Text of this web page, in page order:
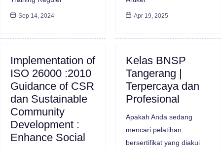
Sep 14, 2024 Apr 19, 2025
Implementation of
ISO 26000 :2010
Guidance of CSR
dan Sustainable
Community
Development :
Enhance Social
Kelas BNSP
Tangerang |
Terpercaya dan
Profesional
Apakah Anda sedang
mencari pelatihan
bersertifikat yang diakui